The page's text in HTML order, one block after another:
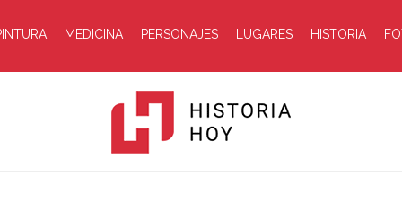
MEDICINA PERSONAJES LUGARES HISTORIA